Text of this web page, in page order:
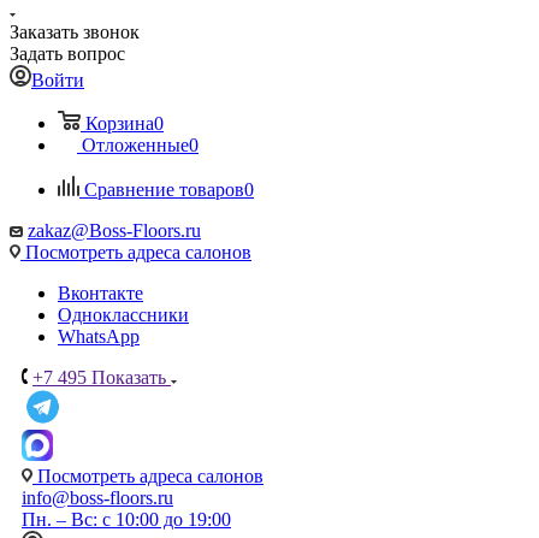
Заказать звонок
Задать вопрос
Войти
Корзина0
Отложенные0
Сравнение товаров0
zakaz@Boss-Floors.ru
Посмотреть адреса салонов
Вконтакте
Одноклассники
WhatsApp
+7 495 Показать
Посмотреть адреса салонов
info@boss-floors.ru
Пн. – Вс: с 10:00 до 19:00